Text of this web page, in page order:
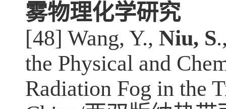
雾物理化学研究
[48] Wang, Y., Niu, S
the Physical and
Radiation Fog in the